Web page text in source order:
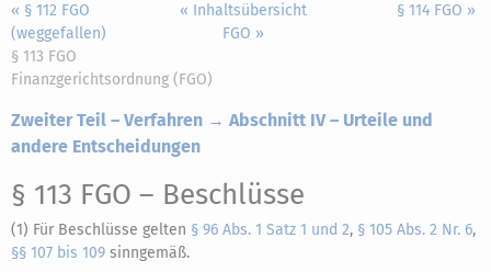
« § 112 FGO
(weggefallen)
« Inhaltsübersicht
FGO »
§ 114 FGO »
§ 113 FGO
Finanzgerichtsordnung (FGO)
Zweiter Teil – Verfahren → Abschnitt IV – Urteile und
andere Entscheidungen
§ 113 FGO – Beschlüsse
(1) Für Beschlüsse gelten § 96 Abs. 1 Satz 1 und 2, § 105 Abs. 2 Nr. 6,
§§ 107 bis 109 sinngemäß.